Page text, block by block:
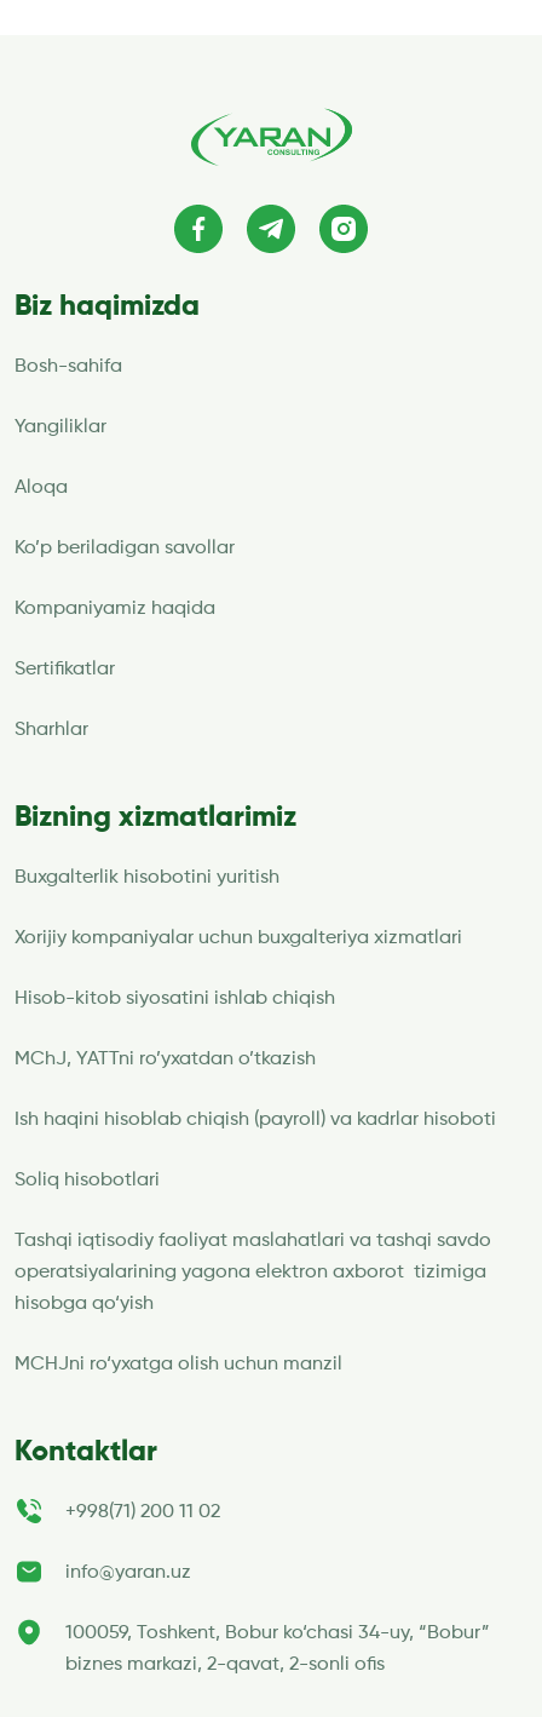
Biz haqimizda
Bosh-sahifa
Yangiliklar
Aloqa
Ko’p beriladigan savollar
Kompaniyamiz haqida
Sertifikatlar
Sharhlar
Bizning xizmatlarimiz
Buxgalterlik hisobotini yuritish
Xorijiy kompaniyalar uchun buxgalteriya xizmatlari
Hisob-kitob siyosatini ishlab chiqish
MChJ, YATTni ro’yxatdan o’tkazish
Ish haqini hisoblab chiqish (payroll) va kadrlar hisoboti
Soliq hisobotlari
Tashqi iqtisodiy faoliyat maslahatlari va tashqi savdo
operatsiyalarining yagona elektron axborot tizimiga
hisobga qo‘yish
MCHJni ro‘yxatga olish uchun manzil
Kontaktlar
+998(71) 200 11 02
info@yaran.uz
100059, Toshkent, Bobur ko‘chasi 34-uy, “Bobur”
biznes markazi, 2-qavat, 2-sonli ofis